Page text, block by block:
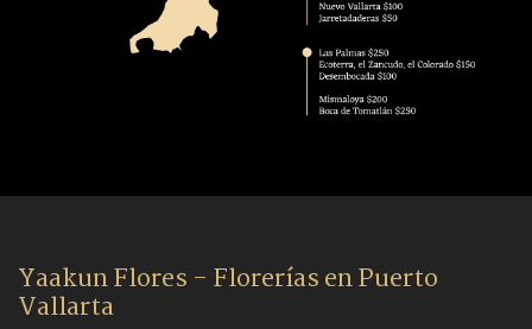
Yaakun Flores - Florerías en Puerto
Vallarta